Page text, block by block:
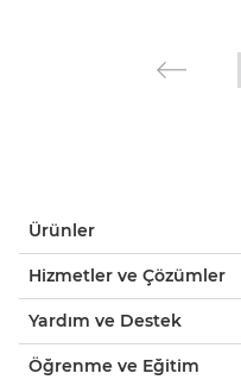
Ürünler
Hizmetler ve Çözümler
Yardım ve Destek
Öğrenme ve Eğitim